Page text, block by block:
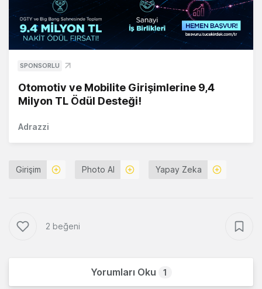
SPONSORLU
Otomotiv ve Mobilite Girişimlerine 9,4
Milyon TL Ödül Desteği!
Adrazzi
Girişim Photo AI Yapay Zeka
2 beğeni
Yorumları Oku 1